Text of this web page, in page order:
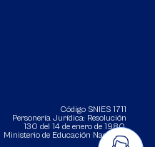
Código SNIES 1711
Personería Jurídica: Resolución
130 del 14 de enero de 1980.
Ministerio de Educación Nacional.